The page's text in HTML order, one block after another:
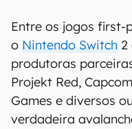
Entre os jogos
o Nintendo Switch 2
produtoras
Projekt Red,
Games e diversos
verdadeira